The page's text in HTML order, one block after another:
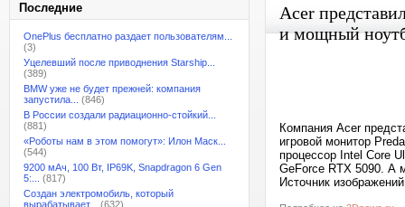
Последние
OnePlus бесплатно раздает пользователям...
(3)
Уцелевший после приводнения Starship...
(389)
BMW уже не будет прежней: компания
запустила...
(846)
В России создали радиационно-стойкий...
(881)
«Роботы нам в этом помогут»: Илон Маск...
(544)
9200 мАч, 100 Вт, IP69K, Snapdragon 6 Gen
5:...
(817)
Создан электромобиль, который
вырабатывает...
(632)
Acer
и мощный
Компания Acer
игровой монитор
процессор Intel Core
GeForce RTX 5090. А
Источник